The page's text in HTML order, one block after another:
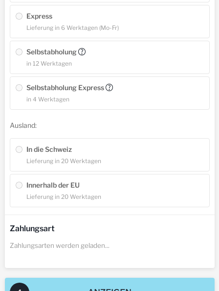
Express
Lieferung in 6 Werktagen (Mo-Fr)
Selbstabholung
in 12 Werktagen
Selbstabholung Express
in 4 Werktagen
Ausland:
In die Schweiz
Lieferung in 20 Werktagen
Innerhalb der EU
Lieferung in 20 Werktagen
Zahlungsart
Zahlungsarten werden geladen...